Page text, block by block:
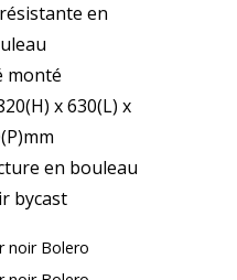
en
monté
x 630(L) x
en bouleau
bycast